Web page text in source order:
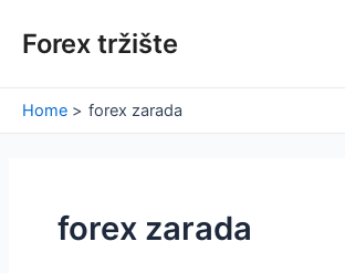
Forex tržište
Home forex zarada
forex zarada